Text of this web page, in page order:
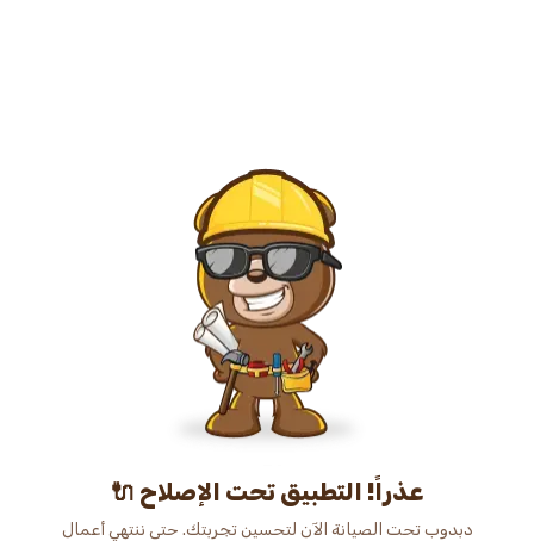
عذراً! التطبيق تحت الإصلاح 🔌
دبدوب تحت الصيانة الآن لتحسين تجربتك. حتى ننتهي أعمال